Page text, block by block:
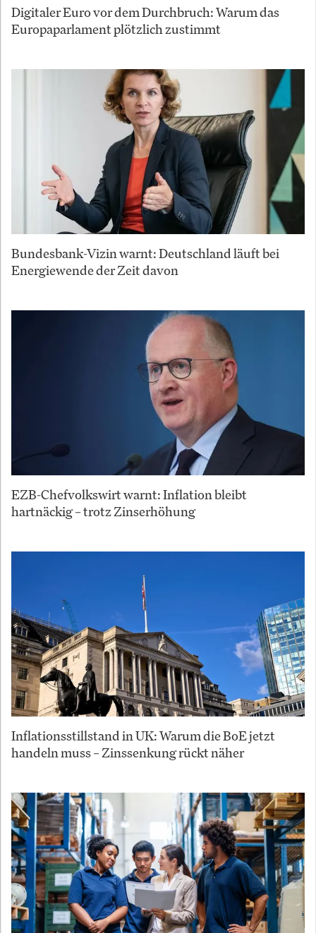
Digitaler Euro vor dem Durchbruch: Warum das
Europaparlament plötzlich zustimmt
Bundesbank-Vizin warnt: Deutschland läuft bei
Energiewende der Zeit davon
EZB-Chefvolkswirt warnt: Inflation bleibt
hartnäckig – trotz Zinserhöhung
Inflationsstillstand in UK: Warum die BoE jetzt
handeln muss – Zinssenkung rückt näher